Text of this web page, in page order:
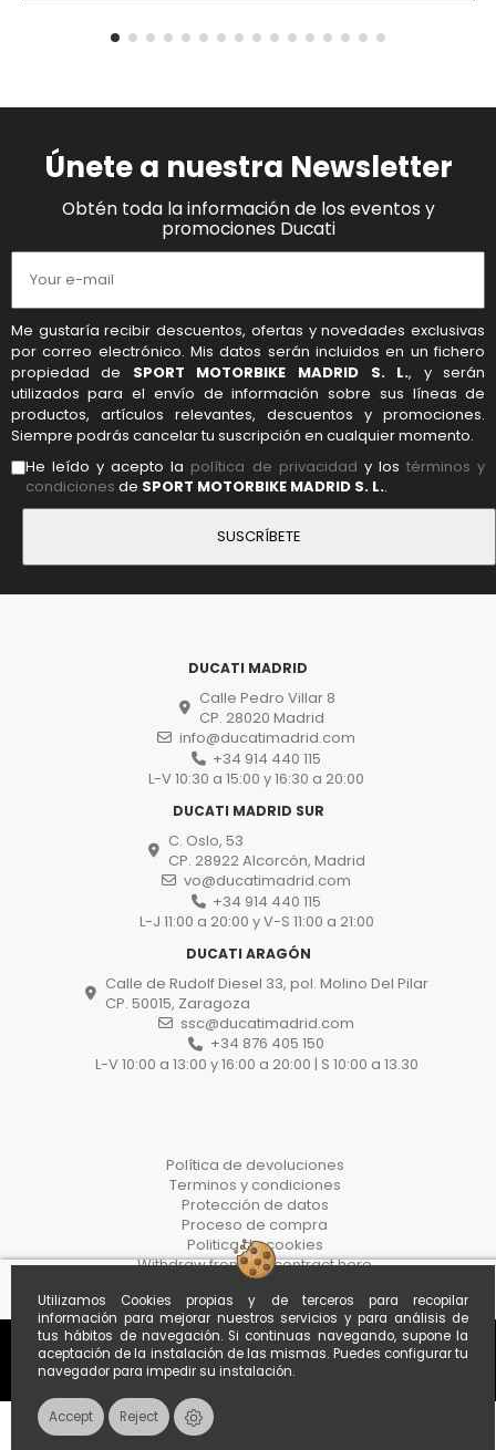
Utilizamos Cookies propias y de terceros para recopilar
información para mejorar nuestros servicios y para análisis de
tus hábitos de navegación. Si continuas navegando, supone la
aceptación de la instalación de las mismas. Puedes configurar tu
navegador para impedir su instalación.
Accept Reject
Únete a nuestra Newsletter
Obtén toda la información de los eventos y
promociones Ducati
Me gustaría recibir descuentos, ofertas y novedades exclusivas
por correo electrónico. Mis datos serán incluidos en un fichero
propiedad de SPORT MOTORBIKE MADRID S. L., y serán
utilizados para el envío de información sobre sus líneas de
productos, artículos relevantes, descuentos y promociones.
Siempre podrás cancelar tu suscripción en cualquier momento.
He leído y acepto la política de privacidad y lostérminos y
condiciones de SPORT MOTORBIKE MADRID S. L..
DUCATI MADRID
Calle Pedro Villar 8
CP. 28020 Madrid
info@ducatimadrid.com
+34 914 440 115
L-V 10:30 a 15:00 y 16:30 a 20:00
DUCATI MADRID SUR
C. Oslo, 53
CP. 28922 Alcorcón, Madrid
vo@ducatimadrid.com
+34 914 440 115
L-J 11:00 a 20:00 y V-S 11:00 a 21:00
DUCATI ARAGÓN
Calle de Rudolf Diesel 33, pol. Molino Del Pilar
CP. 50015, Zaragoza
ssc@ducatimadrid.com
+34 876 405 150
L-V 10:00 a 13:00 y 16:00 a 20:00 | S 10:00 a 13.30
Política de devoluciones
Terminos y condiciones
Protección de datos
Proceso de compra
Politica de cookies
Withdraw from the contract here